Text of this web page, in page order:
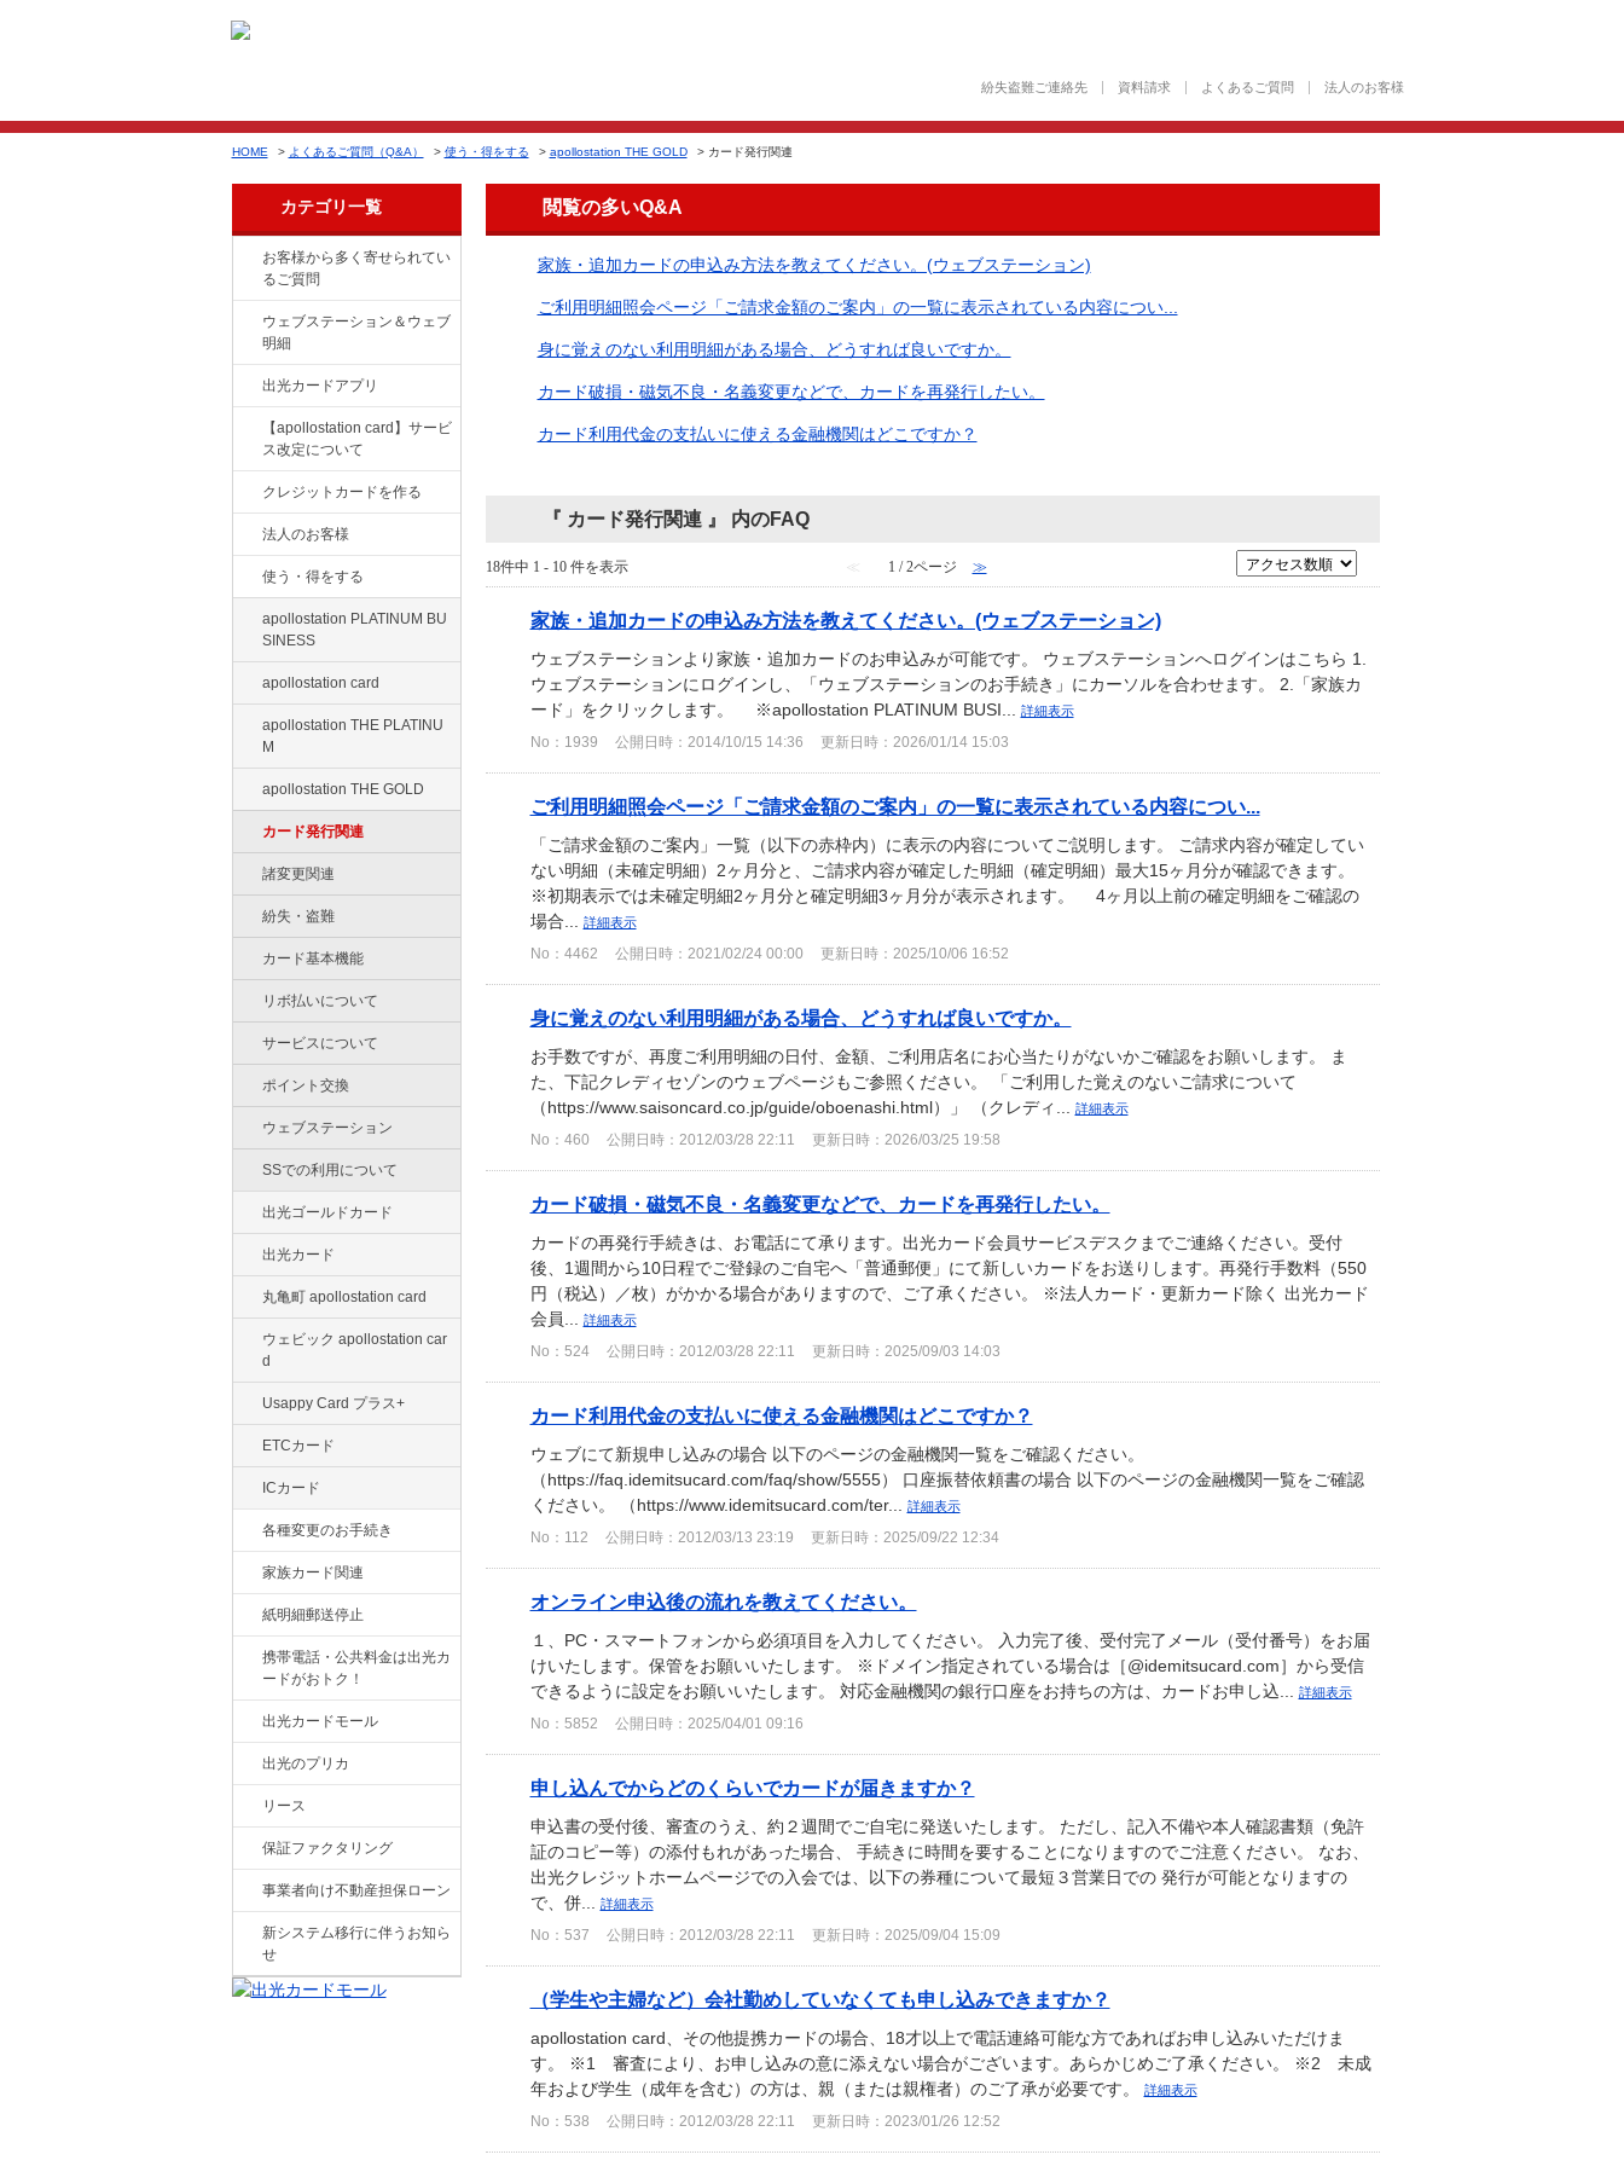
紛失盗難ご連絡先 資料請求 よくあるご質問 法人のお客様
HOME > よくあるご質問（Q&A） > 使う・得をする > apollostation THE GOLD > カード発行関連
カテゴリ一覧
お客様から多く寄せられてい
るご質問
ウェブステーション＆ウェブ
明細
出光カードアプリ
【apollostation card】サービ
ス改定について
クレジットカードを作る
法人のお客様
使う・得をする
apollostation PLATINUM BU
SINESS
apollostation card
apollostation THE PLATINU
M
apollostation THE GOLD
カード発行関連
諸変更関連
紛失・盗難
カード基本機能
リボ払いについて
サービスについて
ポイント交換
ウェブステーション
SSでの利用について
出光ゴールドカード
出光カード
丸亀町 apollostation card
ウェビック apollostation car
d
Usappy Card プラス+
ETCカード
ICカード
各種変更のお手続き
家族カード関連
紙明細郵送停止
携帯電話・公共料金は出光カ
ードがおトク！
出光カードモール
出光のプリカ
リース
保証ファクタリング
事業者向け不動産担保ローン
新システム移行に伴うお知ら
せ
閲覧の多いQ&A
家族・追加カードの申込み方法を教えてください。(ウェブステーション)
ご利用明細照会ページ「ご請求金額のご案内」の一覧に表示されている内容につい...
身に覚えのない利用明細がある場合、どうすれば良いですか。
カード破損・磁気不良・名義変更などで、カードを再発行したい。
カード利用代金の支払いに使える金融機関はどこですか？
『 カード発行関連 』 内のFAQ
18件中 1 - 10 件を表示 ≪ 1 / 2ページ ≫
家族・追加カードの申込み方法を教えてください。(ウェブステーション)
ウェブステーションより家族・追加カードのお申込みが可能です。 ウェブステーションへログインはこちら 1.
ウェブステーションにログインし、「ウェブステーションのお手続き」にカーソルを合わせます。 2.「家族カ
ード」をクリックします。 ※apollostation PLATINUM BUSI...
詳細表示
No：1939 公開日時：2014/10/15 14:36 更新日時：2026/01/14 15:03
ご利用明細照会ページ「ご請求金額のご案内」の一覧に表示されている内容につい...
「ご請求金額のご案内」一覧（以下の赤枠内）に表示の内容についてご説明します。 ご請求内容が確定してい
ない明細（未確定明細）2ヶ月分と、ご請求内容が確定した明細（確定明細）最大15ヶ月分が確認できます。
※初期表示では未確定明細2ヶ月分と確定明細3ヶ月分が表示されます。 4ヶ月以上前の確定明細をご確認の
場合...
詳細表示
No：4462 公開日時：2021/02/24 00:00 更新日時：2025/10/06 16:52
身に覚えのない利用明細がある場合、どうすれば良いですか。
お手数ですが、再度ご利用明細の日付、金額、ご利用店名にお心当たりがないかご確認をお願いします。 ま
た、下記クレディセゾンのウェブページもご参照ください。 「ご利用した覚えのないご請求について
（https://www.saisoncard.co.jp/guide/oboenashi.html）」 （クレディ...
詳細表示
No：460 公開日時：2012/03/28 22:11 更新日時：2026/03/25 19:58
カード破損・磁気不良・名義変更などで、カードを再発行したい。
カードの再発行手続きは、お電話にて承ります。出光カード会員サービスデスクまでご連絡ください。受付
後、1週間から10日程でご登録のご自宅へ「普通郵便」にて新しいカードをお送りします。再発行手数料（550
円（税込）／枚）がかかる場合がありますので、ご了承ください。 ※法人カード・更新カード除く 出光カード
会員...
詳細表示
No：524 公開日時：2012/03/28 22:11 更新日時：2025/09/03 14:03
カード利用代金の支払いに使える金融機関はどこですか？
ウェブにて新規申し込みの場合 以下のページの金融機関一覧をご確認ください。
（https://faq.idemitsucard.com/faq/show/5555） 口座振替依頼書の場合 以下のページの金融機関一覧をご確認
ください。 （https://www.idemitsucard.com/ter...
詳細表示
No：112 公開日時：2012/03/13 23:19 更新日時：2025/09/22 12:34
オンライン申込後の流れを教えてください。
１、PC・スマートフォンから必須項目を入力してください。 入力完了後、受付完了メール（受付番号）をお届
けいたします。保管をお願いいたします。 ※ドメイン指定されている場合は［@idemitsucard.com］から受信
できるように設定をお願いいたします。 対応金融機関の銀行口座をお持ちの方は、カードお申し込...
詳細表示
No：5852 公開日時：2025/04/01 09:16
申し込んでからどのくらいでカードが届きますか？
申込書の受付後、審査のうえ、約２週間でご自宅に発送いたします。 ただし、記入不備や本人確認書類（免許
証のコピー等）の添付もれがあった場合、 手続きに時間を要することになりますのでご注意ください。 なお、
出光クレジットホームページでの入会では、以下の券種について最短３営業日での 発行が可能となりますの
で、併...
詳細表示
No：537 公開日時：2012/03/28 22:11 更新日時：2025/09/04 15:09
（学生や主婦など）会社勤めしていなくても申し込みできますか？
apollostation card、その他提携カードの場合、18才以上で電話連絡可能な方であればお申し込みいただけま
す。 ※1 審査により、お申し込みの意に添えない場合がございます。あらかじめご了承ください。 ※2 未成
年および学生（成年を含む）の方は、親（または親権者）のご了承が必要です。
詳細表示
No：538 公開日時：2012/03/28 22:11 更新日時：2023/01/26 12:52